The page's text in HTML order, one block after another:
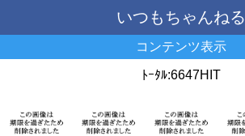
いつもちゃんねる
コンテンツ表示
ﾄｰﾀﾙ:6647HIT